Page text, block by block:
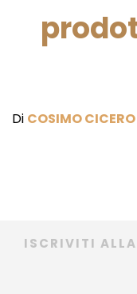
Di COSIMO CICERO
ISCRIVITI ALLA